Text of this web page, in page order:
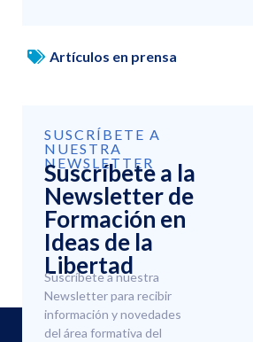
Artículos en prensa
SUSCRÍBETE A
NUESTRA
NEWSLETTER
Suscríbete a la
Newsletter de
Formación en
Ideas de la
Libertad
Suscríbete a nuestra
Newsletter para recibir
información y novedades
del área formativa del